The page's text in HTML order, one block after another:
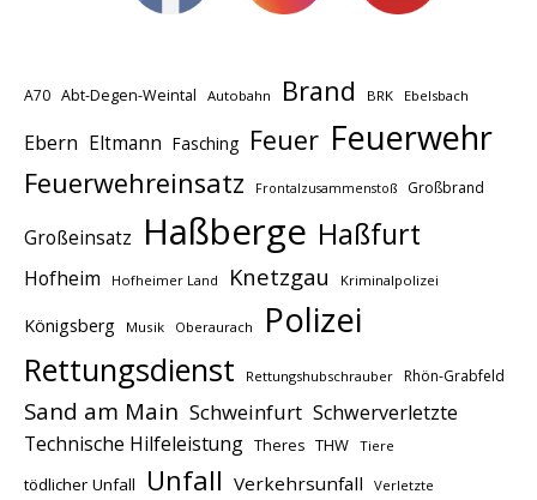
A70 Abt-Degen-Weintal Autobahn Brand BRK Ebelsbach
Ebern Eltmann Fasching Feuer Feuerwehr
Feuerwehreinsatz Frontalzusammenstoß Großbrand
Großeinsatz Haßberge Haßfurt
Hofheim Hofheimer Land Knetzgau Kriminalpolizei
Königsberg Musik Oberaurach Polizei
Rettungsdienst Rettungshubschrauber Rhön-Grabfeld
Sand am Main Schweinfurt Schwerverletzte
Technische Hilfeleistung Theres THW Tiere
tödlicher Unfall Unfall Verkehrsunfall Verletzte